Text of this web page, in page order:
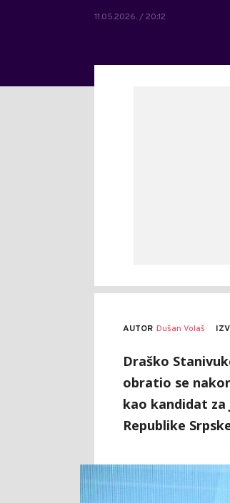
11.05.2026. / 20:12
AUTOR Dušan Volaš
Draško
obratio se
kao kandidat
Republike